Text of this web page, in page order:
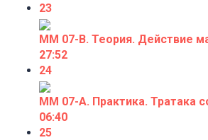
23
ММ 07-В. Теория. Действие
27:52
24
ММ 07-А. Практика. Тратака
06:40
25